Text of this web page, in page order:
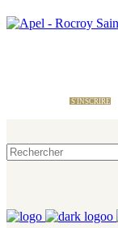
S'INSCRIRE